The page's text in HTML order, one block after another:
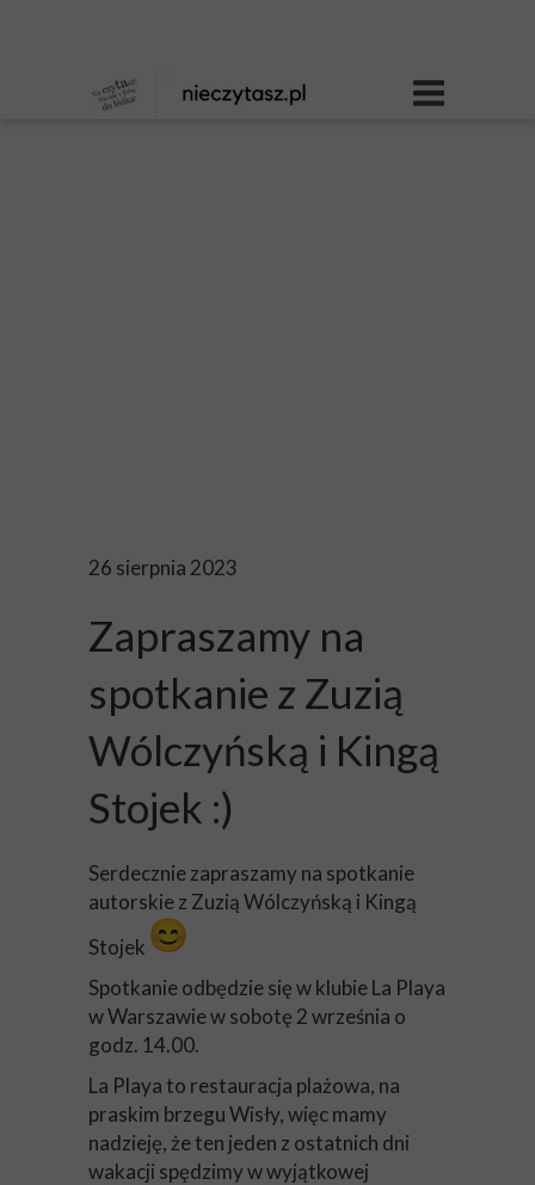
26 sierpnia 2023
Zapraszamy na
spotkanie z Zuzią
Wólczyńską i Kingą
Stojek :)
Serdecznie zapraszamy na spotkanie
autorskie z Zuzią Wólczyńską i Kingą
Stojek
Spotkanie odbędzie się w klubie La Playa
w Warszawie w sobotę 2 września o
godz. 14.00.
La Playa to restauracja plażowa, na
praskim brzegu Wisły, więc mamy
nadzieję, że ten jeden z ostatnich dni
wakacji spędzimy w wyjątkowej